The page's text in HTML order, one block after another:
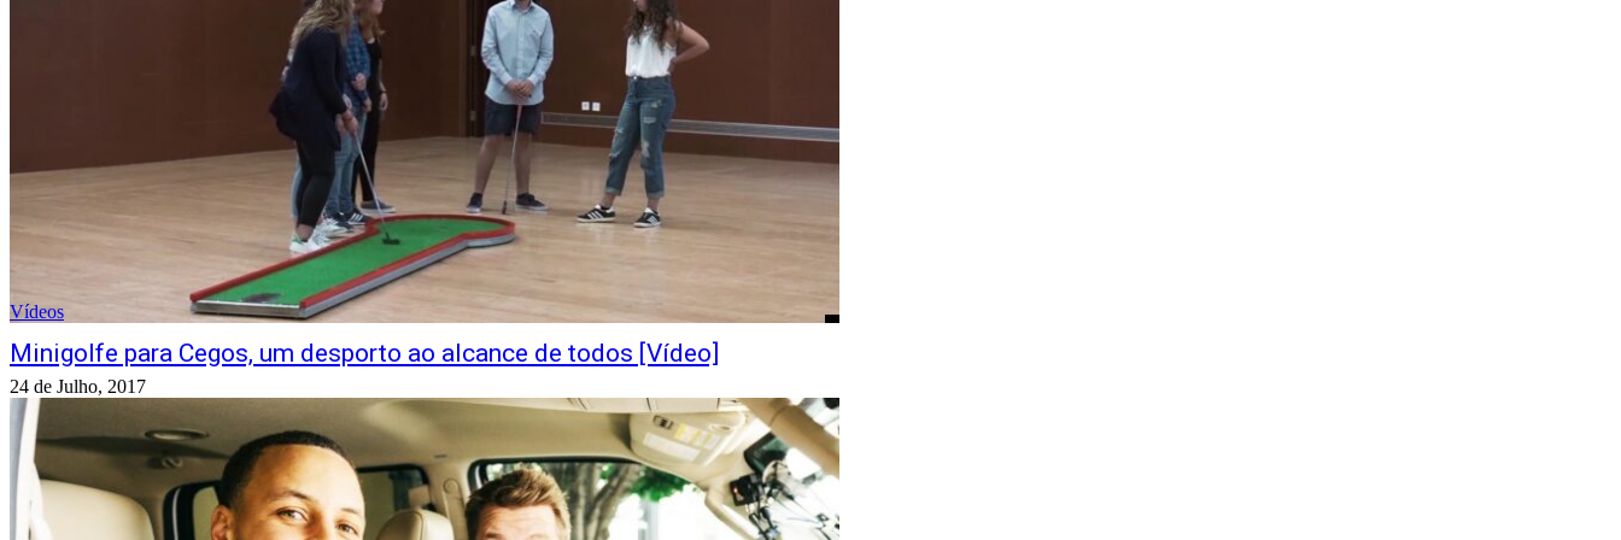
Vídeos
Minigolfe para Cegos, um desporto ao alcance de todos [Vídeo]
24 de Julho, 2017